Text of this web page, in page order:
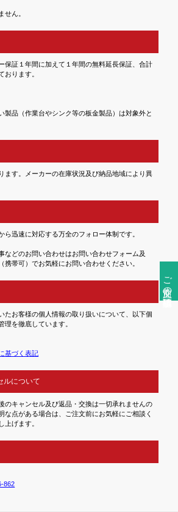
ご注文前の確認事項
せん。
保証１年間に加えて１年間の無料延長保証、合計
おります。
製品（作業台やシンク等の板金製品）は対象外と
ます。メーカーの在庫状況及び納品地域により異
ら迅速に対応する万全のフォロー体制です。
などのお問い合わせはお問い合わせフォーム及
携帯可）でお気軽にお問い合わせください。
たお客様の個人情報の取り扱いについて、以下個
理を徹底しています。
基づく表記
ルについて
のキャンセル及び返品・交換は一切承れませんの
な点がある場合は、ご注文前にお気軽にご相談く
上げます。
862